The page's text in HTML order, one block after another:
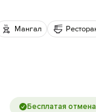
Мангал
Бесплатая отмена